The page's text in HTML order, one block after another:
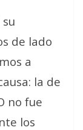
de lado
a
la de
no fue
los